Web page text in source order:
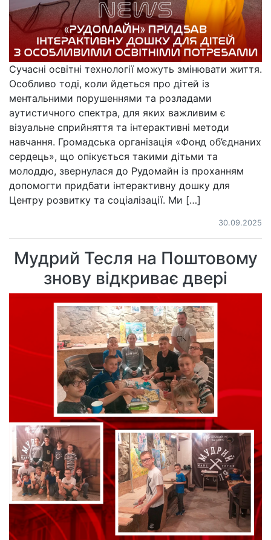
Сучасні освітні технології можуть змінювати життя.
Особливо тоді, коли йдеться про дітей із
ментальними порушеннями та розладами
аутистичного спектра, для яких важливим є
візуальне сприйняття та інтерактивні методи
навчання. Громадська організація «Фонд об’єднаних
сердець», що опікується такими дітьми та
молоддю, звернулася до Рудомайн із проханням
допомогти придбати інтерактивну дошку для
Центру розвитку та соціалізації. Ми […]
30.09.2025
Мудрий Тесля на Поштовому
знову відкриває двері